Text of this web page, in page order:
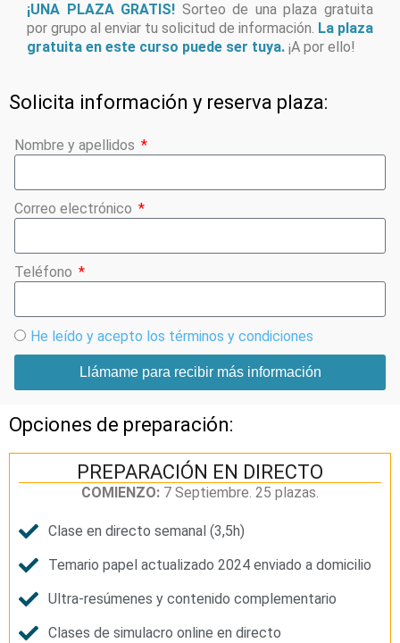
¡UNA PLAZA GRATIS! Sorteo de una plaza gratuita
por grupo al enviar tu solicitud de información. La plaza
gratuita en este curso puede ser tuya. ¡A por ello!
Solicita información y reserva plaza:
Nombre y apellidos
Correo electrónico
Teléfono
He leído y acepto los términos y condiciones
Llámame para recibir más información
Opciones de preparación:
PREPARACIÓN EN DIRECTO
COMIENZO: 7 Septiembre. 25 plazas.
Clase en directo semanal (3,5h)
Temario papel actualizado 2024 enviado a domicilio
Ultra-resúmenes y contenido complementario
Clases de simulacro online en directo